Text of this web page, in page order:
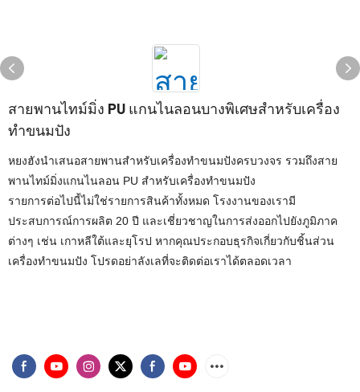
สายพานไทม์มิ่ง PU แกนไนลอนบางพิเศษสำหรับเครื่อง
ทำขนมปัง
หยงฮังนำเสนอสายพานสำหรับเครื่องทำขนมปังครบวงจร รวมถึงสาย
พานไทม์มิ่งแกนไนลอน PU สำหรับเครื่องทำขนมปัง
รายการต่อไปนี้ไม่ใช่รายการสินค้าทั้งหมด โรงงานของเรามี
ประสบการณ์การผลิต 20 ปี และเชี่ยวชาญในการส่งออกไปยังภูมิภาค
ต่างๆ เช่น เกาหลีใต้และยุโรป หากคุณประกอบธุรกิจเกี่ยวกับชิ้นส่วน
เครื่องทำขนมปัง โปรดอย่าลังเลที่จะติดต่อเราได้ตลอดเวลา